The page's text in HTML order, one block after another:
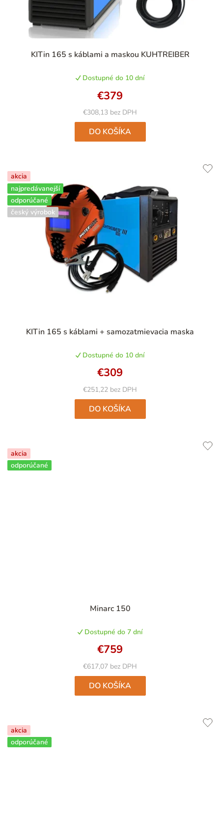
KITin 165 s káblami a maskou KUHTREIBER
hodnotenie
je
5,0
z
5
hviezdičiek.
Dostupné do 10 dní
€308,13 bez DPH
€379
DO KOŠÍKA
akcia
najpredávanejší
odporúčané
český výrobok
KITin 165 s káblami + samozatmievacia maska
hodnotenie
je
4,9
z
5
hviezdičiek.
Dostupné do 10 dní
€251,22 bez DPH
€309
DO KOŠÍKA
akcia
odporúčané
Minarc 150
Dostupné do 7 dní
€617,07 bez DPH
€759
DO KOŠÍKA
akcia
odporúčané